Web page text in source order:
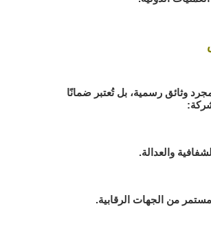
وثائق رسمية، بل تُعتبر ضمانًا
والعدالة.
من الجهات الرقابية.